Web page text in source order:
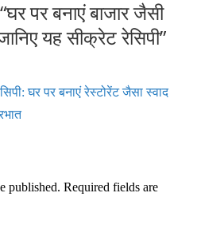
घर पर बनाएं बाजार जैसी
यह सीक्रेट रेसिपी”
घर पर बनाएं रेस्टोरेंट जैसा स्वाद
published. Required fields are